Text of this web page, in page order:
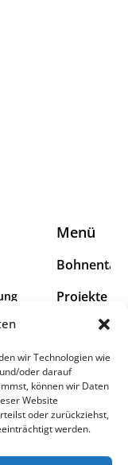
wir Technologien wie
oder darauf
können wir Daten
Website
oder zurückziehst,
werden.
Menü
Bohnental
Projekte
Info